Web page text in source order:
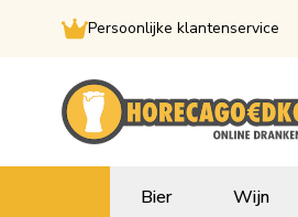
Persoonlijke klantenservice
Bier Wijn